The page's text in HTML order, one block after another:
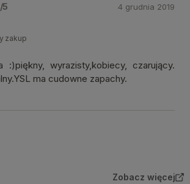
/5
zakup
:)piękny, wyrazisty,kobiecy, czarujący.
ma cudowne zapachy.
4 grudnia 2019
Zobacz więcej